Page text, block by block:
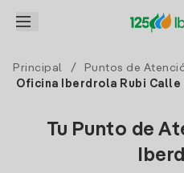
Principal / Puntos de
Oficina Iberdrola Rubi Calle
Tu Punto de